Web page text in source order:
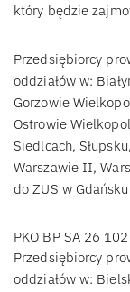
który będzie
Przedsiębiorcy
oddziałów w:
Gorzowie
Ostrowie
Siedlcach,
Warszawie II,
do ZUS w
PKO BP SA 26
Przedsiębiorcy
oddziałów w: